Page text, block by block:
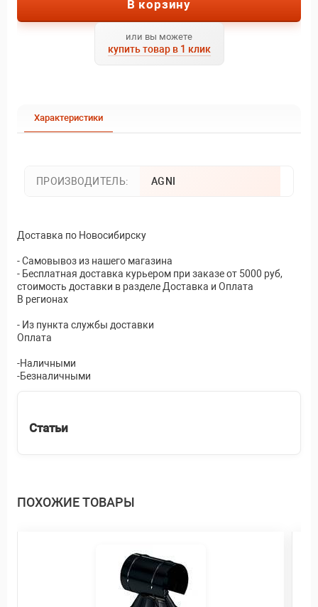
В корзину
или вы можете
купить товар в 1 клик
Характеристики
ПРОИЗВОДИТЕЛЬ: AGNI
Доставка по Новосибирску
- Самовывоз из нашего магазина
- Бесплатная доставка курьером при заказе от 5000 руб,
стоимость доставки в разделе Доставка и Оплата
В регионах
- Из пункта службы доставки
Оплата
-Наличными
-Безналичными
Статьи
ПОХОЖИЕ ТОВАРЫ